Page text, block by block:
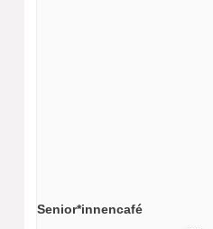
Senior*innencafé